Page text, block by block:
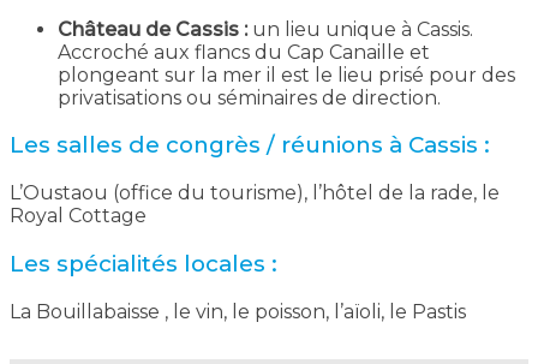
Château de Cassis :un lieu unique à Cassis.
Accroché aux flancs du Cap Canaille et
plongeant sur la mer il est le lieu prisé pour des
privatisations ou séminaires de direction.
Les salles de congrès / réunions à Cassis :
L’Oustaou (office du tourisme), l’hôtel de la rade, le
Royal Cottage
Les spécialités locales :
La Bouillabaisse , le vin, le poisson, l’aïoli, le Pastis